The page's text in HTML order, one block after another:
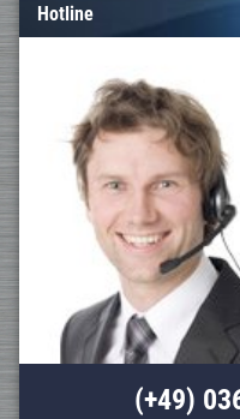
Hotline
(+49)